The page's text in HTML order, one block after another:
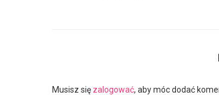
Musisz się zalogować, aby móc dodać